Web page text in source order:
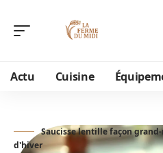
Actu Cuisine
Saucisse lentille façon
d'hiver